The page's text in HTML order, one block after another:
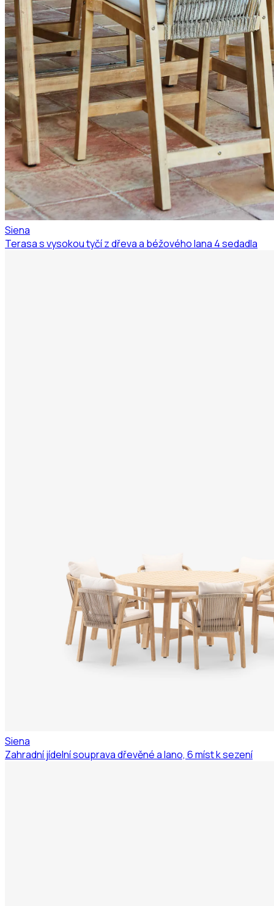
Siena
Terasa s vysokou tyčí z dřeva a béžového lana 4 sedadla
Siena
Zahradní jídelní souprava dřevěné a lano, 6 míst k sezení